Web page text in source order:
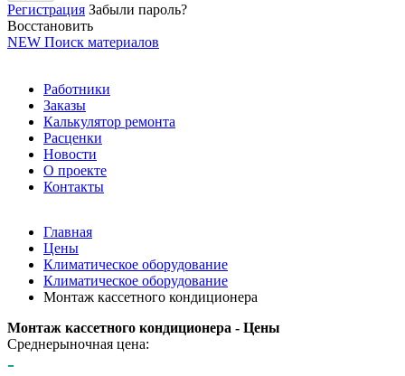
Регистрация Забыли пароль?
Восстановить
NEW Поиск материалов
Работники
Заказы
Калькулятор ремонта
Расценки
Новости
О проекте
Контакты
Главная
Цены
Климатическое оборудование
Климатическое оборудование
Монтаж кассетного кондиционера
Монтаж кассетного кондиционера - Цены
Среднерыночная цена:
-